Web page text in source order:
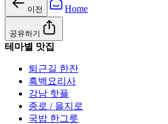
이전 Home
공유하기
테마별 맛집
퇴근길 한잔
흑백요리사
강남 핫플
종로 / 을지로
국밥 한그릇